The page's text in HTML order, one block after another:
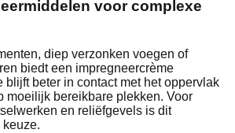
voor complexe
diep verzonken voegen of
biedt een impregneercrème
blijft beter in contact met het oppervlak
moeilijk bereikbare plekken. Voor
en reliëfgevels is dit